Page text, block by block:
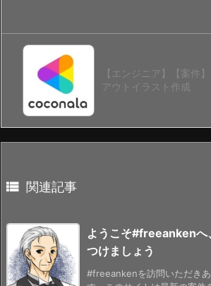
【エンジニア】【案件
アウトイラスト作成
 関連記事
ようこそ#freeankenへ
つけましょう
#freeankenを訪問いただき